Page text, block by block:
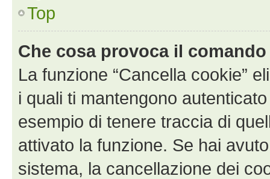
Top
Che cosa provoca il
La funzione “Cancella cookie”
i quali ti mantengono
esempio di tenere traccia di
attivato la funzione. Se hai
sistema, la cancellazione dei